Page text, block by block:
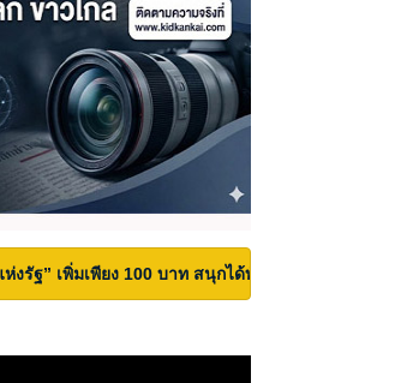
งรัฐ” เพิ่มเพียง 100 บาท สนุกได้ทั้งสวนน้ำและสวนส